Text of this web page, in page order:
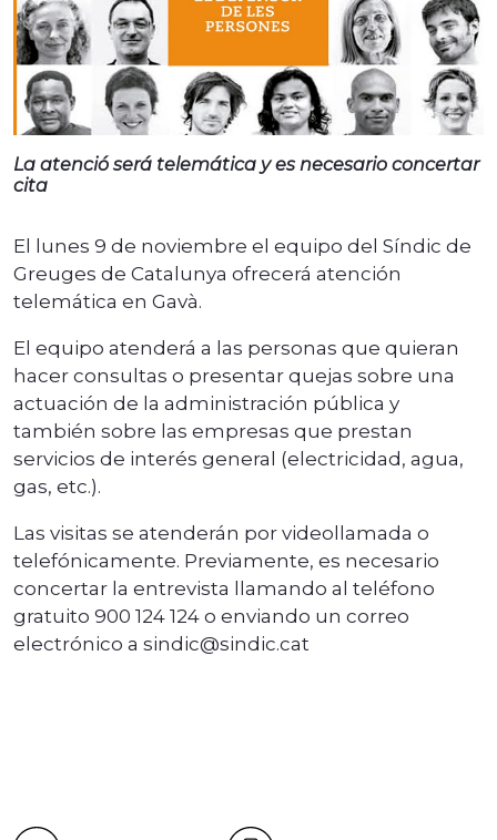
La atenció será telemática y es necesario concertar
cita
El lunes 9 de noviembre el equipo del Síndic de
Greuges de Catalunya ofrecerá atención
telemática en Gavà.
El equipo atenderá a las personas que quieran
hacer consultas o presentar quejas sobre una
actuación de la administración pública y
también sobre las empresas que prestan
servicios de interés general (electricidad, agua,
gas, etc.).
Las visitas se atenderán por videollamada o
telefónicamente. Previamente, es necesario
concertar la entrevista llamando al teléfono
gratuito 900 124 124 o enviando un correo
electrónico a sindic@sindic.cat